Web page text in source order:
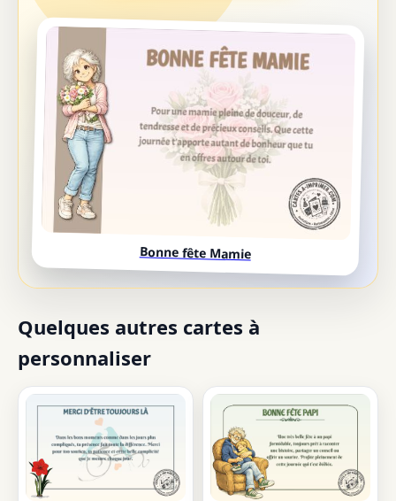
Bonne fête Mamie
Quelques autres cartes à
personnaliser